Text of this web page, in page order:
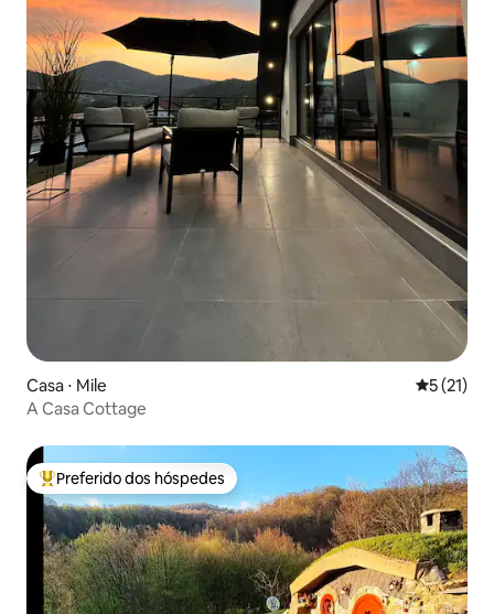
Casa ⋅ Mile 5 de uma
5 (21)
A Casa Cottage
Entre os melhores preferidos dos hóspedes
Preferido dos hóspedes